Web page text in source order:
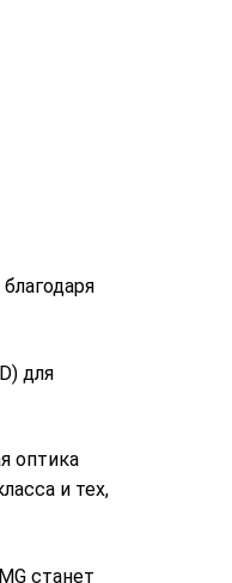
для
оптика
и тех,
станет